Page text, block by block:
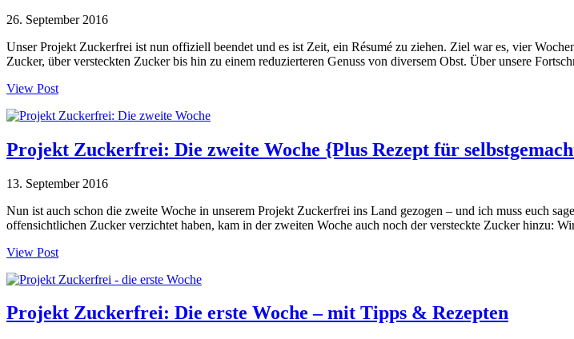
26. September 2016
Unser Projekt Zuckerfrei ist nun offiziell beendet und es ist Zeit, ein Résumé zu ziehen. Ziel war es, vier
Zucker, über versteckten Zucker bis hin zu einem reduzierteren Genuss von diversem Obst. Über unsere
View Post
Projekt Zuckerfrei: Die zweite Woche {Plus Rezept für
13. September 2016
Nun ist auch schon die zweite Woche in unserem Projekt Zuckerfrei ins Land gezogen – und ich muss euch
offensichtlichen Zucker verzichtet haben, kam in der zweiten Woche auch noch der versteckte Zucker hinzu:
View Post
Projekt Zuckerfrei: Die erste Woche – mit Tipps & Rezepten